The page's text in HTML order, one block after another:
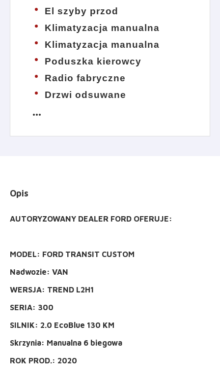
El szyby przod
Klimatyzacja manualna
Klimatyzacja manualna
Poduszka kierowcy
Radio fabryczne
Drzwi odsuwane
more_horiz
Opis
AUTORYZOWANY DEALER FORD OFERUJE:
MODEL: FORD TRANSIT CUSTOM
Nadwozie: VAN
WERSJA: TREND L2H1
SERIA: 300
SILNIK: 2.0 EcoBlue 130 KM
Skrzynia: Manualna 6 biegowa
ROK PROD.: 2020